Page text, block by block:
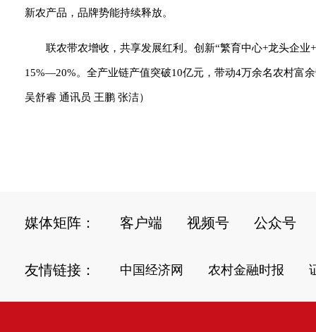
新农产品，品牌势能持续释放。
联农带农增收，共享发展红利。创新“繁育中心+龙头企
15%—20%。全产业链产值突破10亿元，带动4万余名农村富
吴舒睿 通讯员 王鹏 张洁）
媒体矩阵： 客户端 视频号 公众号
友情链接： 中国经济网 农村金融时报